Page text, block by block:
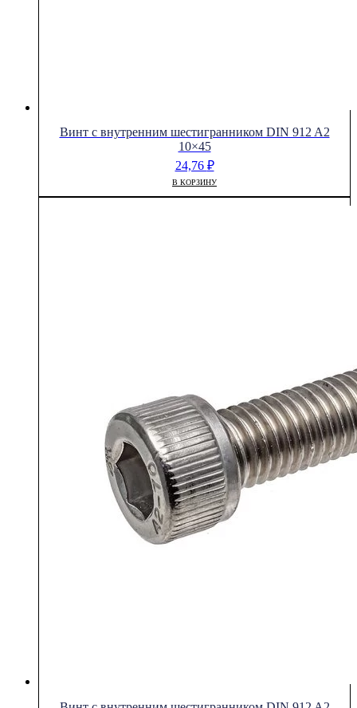
Винт с внутренним шестигранником DIN 912 A2
10×45
24,76 ₽
В КОРЗИНУ